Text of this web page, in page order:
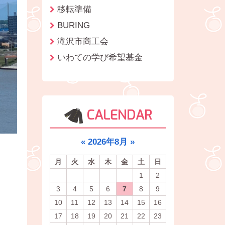
移転準備
BURING
滝沢市商工会
いわての学び希望基金
CALENDAR
« 2026年8月 »
月 火 水 木 金 土
日
1
2
3
4 5 6 7 8
9
10
11 12 13 14 15
16
17
18 19 20 21 22 23